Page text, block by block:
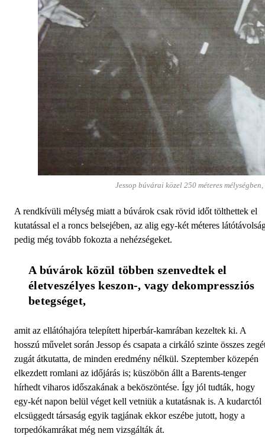
Jessop búvárai közel 250 méteres
A rendkívüli mélység miatt a búvárok csak rövid időt tölthettek el
kutatással el a roncs belsejében, az alig egy-két méteres
pedig még tovább fokozta a nehézségeket.
A búvárok közül többen szenvedtek el
életveszélyes keszon-, vagy dekompressziós
betegséget,
amit az ellátóhajóra telepített hiperbár-kamrában kezeltek ki. A
hosszú művelet során Jessop és csapata a cirkáló szinte összes
zugát átkutatta, de minden eredmény nélkül. Szeptember közepén
elkezdett romlani az időjárás is; küszöbön állt a Barents-tenger
hírhedt viharos időszakának a beköszöntése. Így jól tudták, hogy
egy-két napon belül véget kell vetniük a kutatásnak is. A kudarctól
elcsüggedt társaság egyik tagjának ekkor eszébe jutott, hogy a
torpedókamrákat még nem vizsgálták át.